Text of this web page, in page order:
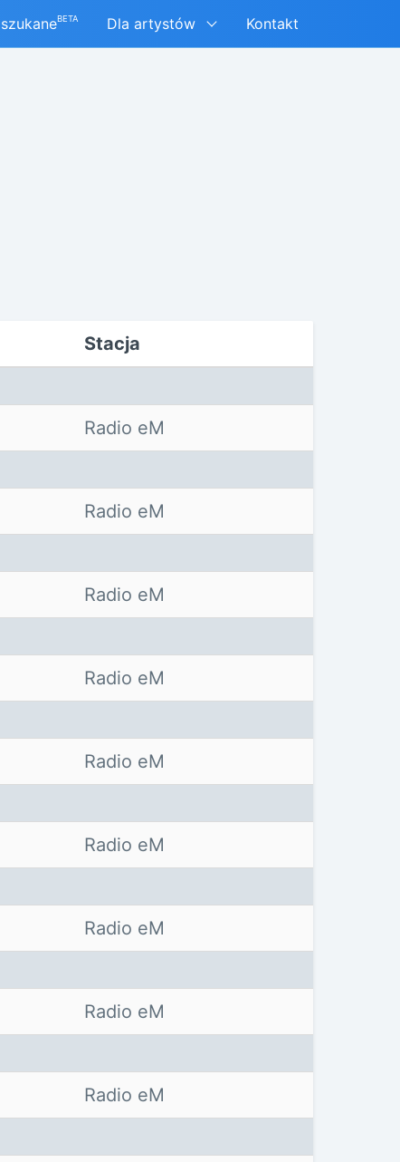
BETA Dla artystów Kontakt
Stacja
Radio eM
Radio eM
Radio eM
Radio eM
Radio eM
Radio eM
Radio eM
Radio eM
Radio eM